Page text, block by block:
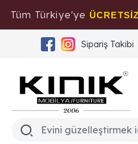
Tüm Türkiye'ye ÜCRETSİZ
Sipariş Takibi